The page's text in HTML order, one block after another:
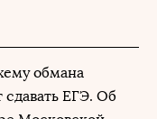
обмана
ЕГЭ. Об